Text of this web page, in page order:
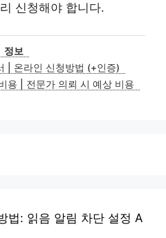
신청해야 합니다.
카정보
| 온라인 신청방법 (+인증)
용 | 전문가 의뢰 시 예상 비용
법: 읽음 알림 차단 설정 A